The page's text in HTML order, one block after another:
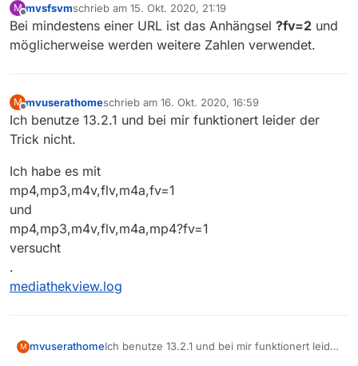
M
Offline
mvsfsvmschrieb am 15. Okt. 2020, 21:19
zuletzt editiert von
Bei mindestens einer URL ist das Anhängsel ?fv=2 und
möglicherweise werden weitere Zahlen verwendet.
M
Offline
mvuserathomeschrieb am 16. Okt. 2020, 16:59
zuletzt editiert von
Ich benutze 13.2.1 und bei mir funktionert leider der
Trick nicht.
Ich habe es mit
mp4,mp3,m4v,flv,m4a,fv=1
und
mp4,mp3,m4v,flv,m4a,mp4?fv=1
versucht
.
mediathekview.log
M mvuserathomeIch benutze 13.2.1 und bei mir funktionert leider